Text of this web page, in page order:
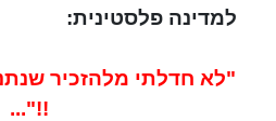
למדינה פלסטינית:
"לא חדלתי מלהזכיר
!!"...